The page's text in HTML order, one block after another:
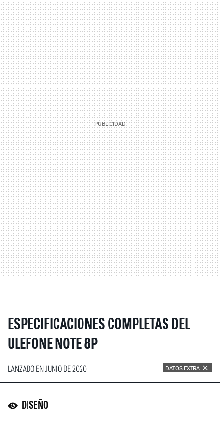
ESPECIFICACIONES COMPLETAS DEL
ULEFONE NOTE 8P
LANZADO EN JUNIO DE 2020 DATOS EXTRA
DISEÑO